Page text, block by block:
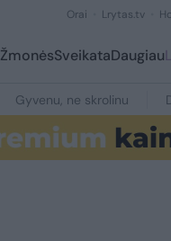
Orai Lrytas.tv
ŽmonėsSveikataDaugiau
Gyvenu, ne skrolinu